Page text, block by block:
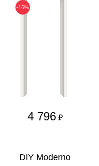
-16%
4 796 ₽
DIY Moderno